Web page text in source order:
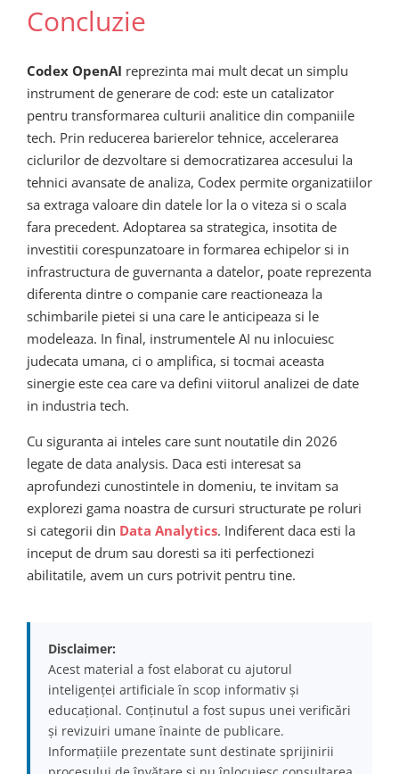
Concluzie
Codex OpenAI reprezinta mai mult decat un simplu
instrument de generare de cod: este un catalizator
pentru transformarea culturii analitice din companiile
tech. Prin reducerea barierelor tehnice, accelerarea
ciclurilor de dezvoltare si democratizarea accesului la
tehnici avansate de analiza, Codex permite organizatiilor
sa extraga valoare din datele lor la o viteza si o scala
fara precedent. Adoptarea sa strategica, insotita de
investitii corespunzatoare in formarea echipelor si in
infrastructura de guvernanta a datelor, poate reprezenta
diferenta dintre o companie care reactioneaza la
schimbarile pietei si una care le anticipeaza si le
modeleaza. In final, instrumentele AI nu inlocuiesc
judecata umana, ci o amplifica, si tocmai aceasta
sinergie este cea care va defini viitorul analizei de date
in industria tech.
Cu siguranta ai inteles care sunt noutatile din 2026
legate de data analysis. Daca esti interesat sa
aprofundezi cunostintele in domeniu, te invitam sa
explorezi gama noastra de cursuri structurate pe roluri
si categorii din Data Analytics. Indiferent daca esti la
inceput de drum sau doresti sa iti perfectionezi
abilitatile, avem un curs potrivit pentru tine.
Disclaimer:
Acest material a fost elaborat cu ajutorul
inteligenței artificiale în scop informativ și
educațional. Conținutul a fost supus unei verificări
și revizuiri umane înainte de publicare.
Informațiile prezentate sunt destinate sprijinirii